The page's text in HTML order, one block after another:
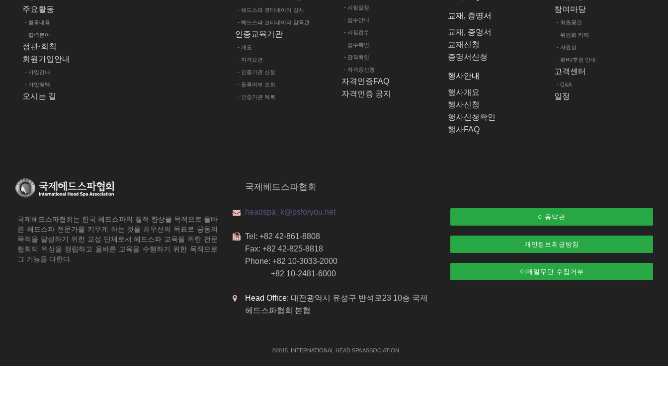
주요활동
- 활동내용
- 협력분야
정관·회칙
회원가입안내
- 가입안내
- 가입혜택
오시는 길
- 헤드스파 코디네이터 강사
- 헤드스파 코디네이터 감독관
인증교육기관
- 개요
- 자격요건
- 인증기관 신청
- 등록여부 조회
- 인증기관 목록
- 시험일정
- 접수안내
- 시험접수
- 접수확인
- 합격확인
- 자격증신청
자격인증FAQ
자격인증 공지
교재, 증명서
교재, 증명서
교재신청
증명서신청
행사안내
행사개요
행사신청
행사신청확인
행사FAQ
참여마당
- 회원공간
- 위원회 카페
- 자료실
- 회비/후원 안내
고객센터
- Q&A
일정
국제헤드스파협회는 한국 헤드스파의 질적 향상을 목적으로 올바
른 헤드스파 전문가를 키우게 하는 것을 최우선의 목표로 공동의
목적을 달성하기 위한 교섭 단체로서 헤드스파 교육을 위한 전문
협회의 위상을 정립하고 올바른 교육을 수행하기 위한 목적으로
그 기능을 다한다.
국제헤드스파협회
headspa_k@psforyou.net
Tel: +82 42-861-8808
Fax: +82 42-825-8818
Phone: +82 10-3033-2000
+82 10-2481-6000
Head Office: 대전광역시 유성구 반석로23 10층 국제
헤드스파협회 본협
이용약관
개인정보취급방침
이메일무단 수집거부
©2015. INTERNATIONAL HEAD SPAASSOCIATION